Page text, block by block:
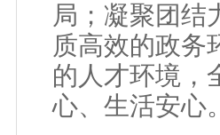
局；凝聚团结
质高效的政务
的人才环境，
心、生活安心